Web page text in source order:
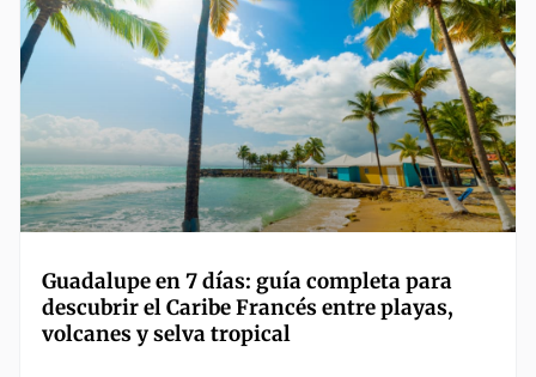
Guadalupe en 7 días: guía completa para
descubrir el Caribe Francés entre playas,
volcanes y selva tropical